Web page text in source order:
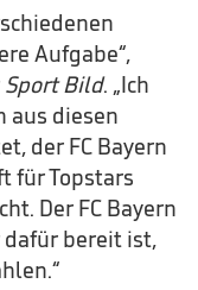
Aufgabe“,
Sport Bild. „Ich
aus diesen
der FC Bayern
für Topstars
Der FC Bayern
dafür bereit ist,